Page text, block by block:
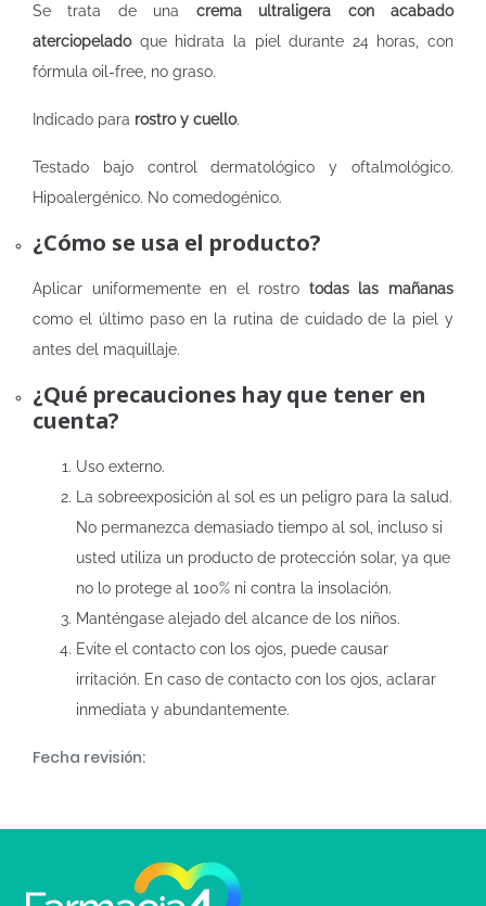
Se trata de una crema ultraligera con acabado
aterciopeladoque hidrata la piel durante 24 horas, con
fórmula oil-free, no graso.
Indicado para rostro y cuello.
Testado bajo control dermatológico y oftalmológico.
Hipoalergénico. No comedogénico.
¿Cómo se usa el producto?
Aplicar uniformemente en el rostro todas las mañanas
como el último paso en la rutina de cuidado de la piel y
antes del maquillaje.
¿Qué precauciones hay que tener en
cuenta?
Uso externo.
La sobreexposición al sol es un peligro para la salud.
No permanezca demasiado tiempo al sol, incluso si
usted utiliza un producto de protección solar, ya que
no lo protege al 100% ni contra la insolación.
Manténgase alejado del alcance de los niños.
Evite el contacto con los ojos, puede causar
irritación. En caso de contacto con los ojos, aclarar
inmediata y abundantemente.
Fecha revisión: